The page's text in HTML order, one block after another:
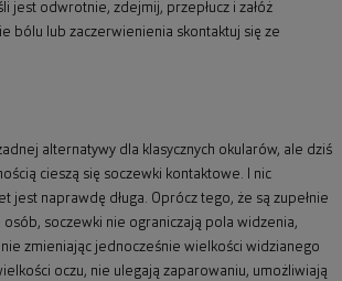
jest odwrotnie, zdejmij, przepłucz i załóż
bólu lub zaczerwienienia skontaktuj się ze
alternatywy dla klasycznych okularów, ale dziś
cieszą się soczewki kontaktowe. I nic
jest naprawdę długa. Oprócz tego, że są zupełnie
soczewki nie ograniczają pola widzenia,
zmieniając jednocześnie wielkości widzianego
oczu, nie ulegają zaparowaniu, umożliwiają